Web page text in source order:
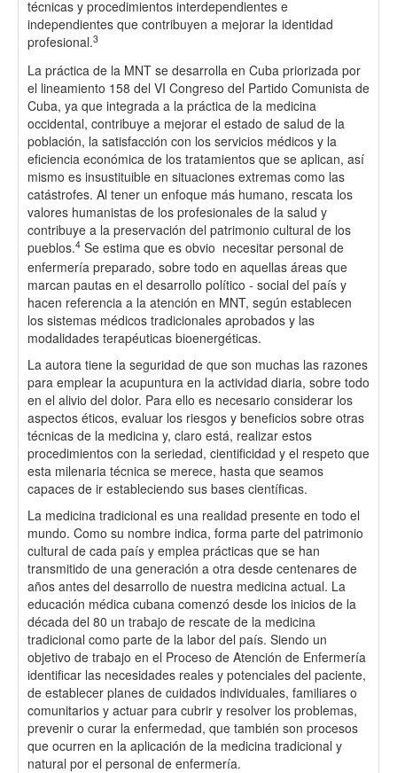
técnicas y procedimientos interdependientes e
independientes que contribuyen a mejorar la identidad
profesional.3
La práctica de la MNT se desarrolla en Cuba priorizada por
el lineamiento 158 del VI Congreso del Partido Comunista de
Cuba, ya que integrada a la práctica de la medicina
occidental, contribuye a mejorar el estado de salud de la
población, la satisfacción con los servicios médicos y la
eficiencia económica de los tratamientos que se aplican, así
mismo es insustituible en situaciones extremas como las
catástrofes. Al tener un enfoque más humano, rescata los
valores humanistas de los profesionales de la salud y
contribuye a la preservación del patrimonio cultural de los
pueblos.4 Se estima que es obvio necesitar personal de
enfermería preparado, sobre todo en aquellas áreas que
marcan pautas en el desarrollo político - social del país y
hacen referencia a la atención en MNT, según establecen
los sistemas médicos tradicionales aprobados y las
modalidades terapéuticas bioenergéticas.
La autora tiene la seguridad de que son muchas las razones
para emplear la acupuntura en la actividad diaria, sobre todo
en el alivio del dolor. Para ello es necesario considerar los
aspectos éticos, evaluar los riesgos y beneficios sobre otras
técnicas de la medicina y, claro está, realizar estos
procedimientos con la seriedad, cientificidad y el respeto que
esta milenaria técnica se merece, hasta que seamos
capaces de ir estableciendo sus bases científicas.
La medicina tradicional es una realidad presente en todo el
mundo. Como su nombre indica, forma parte del patrimonio
cultural de cada país y emplea prácticas que se han
transmitido de una generación a otra desde centenares de
años antes del desarrollo de nuestra medicina actual. La
educación médica cubana comenzó desde los inicios de la
década del 80 un trabajo de rescate de la medicina
tradicional como parte de la labor del país. Siendo un
objetivo de trabajo en el Proceso de Atención de Enfermería
identificar las necesidades reales y potenciales del paciente,
de establecer planes de cuidados individuales, familiares o
comunitarios y actuar para cubrir y resolver los problemas,
prevenir o curar la enfermedad, que también son procesos
que ocurren en la aplicación de la medicina tradicional y
natural por el personal de enfermería.